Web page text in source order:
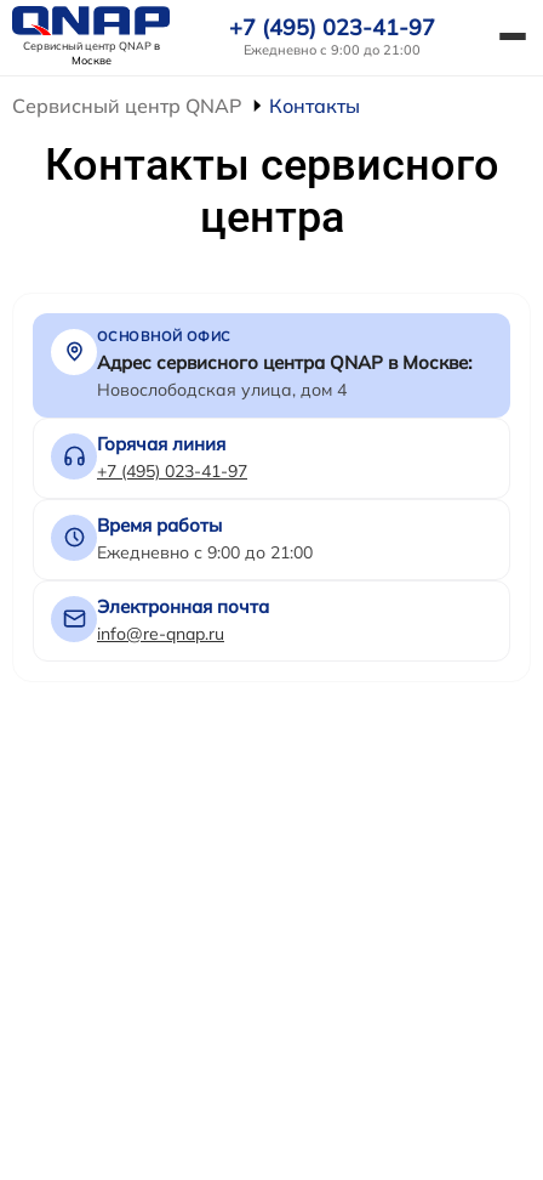
Сервисный центр QNAPв
Москве
+7 (495) 023-41-97
Ежедневно с 9:00 до 21:00
Сервисный центр QNAP Контакты
Контакты сервисного
центра
ОСНОВНОЙ ОФИС
Адрес сервисного центра QNAP в Москве:
Новослободская улица, дом 4
Горячая линия
+7 (495) 023-41-97
Время работы
Ежедневно с 9:00 до 21:00
Электронная почта
info@re-qnap.ru